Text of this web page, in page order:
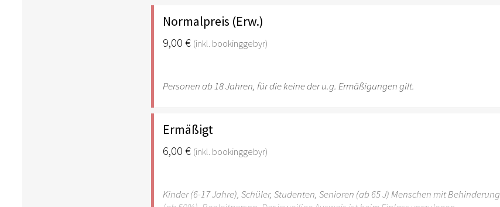
Normalpreis (Erw.)
9,00 € (inkl. bookinggebyr)
Personen ab 18 Jahren, für die keine der u.g. Ermäßigungen gilt.
Ermäßigt
6,00 € (inkl. bookinggebyr)
Kinder (6-17 Jahre), Schüler, Studenten, Senioren (ab 65 J) Menschen mit Behinderung